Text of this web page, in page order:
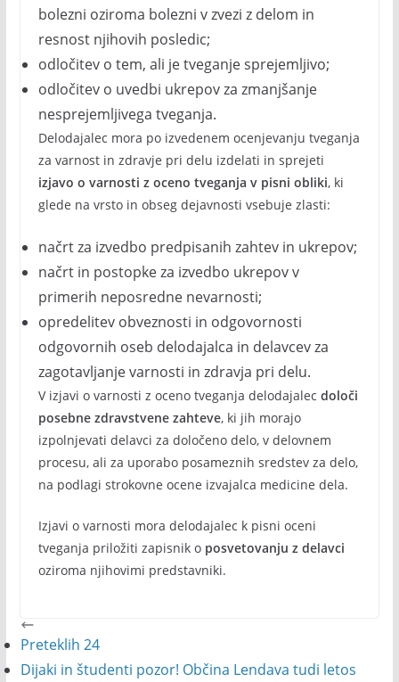
bolezni oziroma bolezni v zvezi z delom in
resnost njihovih posledic;
odločitev o tem, ali je tveganje sprejemljivo;
odločitev o uvedbi ukrepov za zmanjšanje
nesprejemljivega tveganja.
Delodajalec mora po izvedenem ocenjevanju tveganja
za varnost in zdravje pri delu izdelati in sprejeti
izjavo o varnosti z oceno tveganja v pisni obliki, ki
glede na vrsto in obseg dejavnosti vsebuje zlasti:
načrt za izvedbo predpisanih zahtev in ukrepov;
načrt in postopke za izvedbo ukrepov v
primerih neposredne nevarnosti;
opredelitev obveznosti in odgovornosti
odgovornih oseb delodajalca in delavcev za
zagotavljanje varnosti in zdravja pri delu.
V izjavi o varnosti z oceno tveganja delodajalec določi
posebne zdravstvene zahteve, ki jih morajo
izpolnjevati delavci za določeno delo, v delovnem
procesu, ali za uporabo posameznih sredstev za delo,
na podlagi strokovne ocene izvajalca medicine dela.
Izjavi o varnosti mora delodajalec k pisni oceni
tveganja priložiti zapisnik o posvetovanju z delavci
oziroma njihovimi predstavniki.
Preteklih 24
Dijaki in študenti pozor! Občina Lendava tudi letos